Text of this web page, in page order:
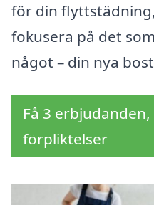
för din
fokusera på det
något – din nya
Få 3
förpliktelser